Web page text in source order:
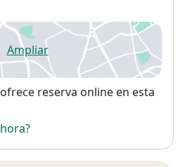
Ampliarse abre en una nueva
reserva online en esta